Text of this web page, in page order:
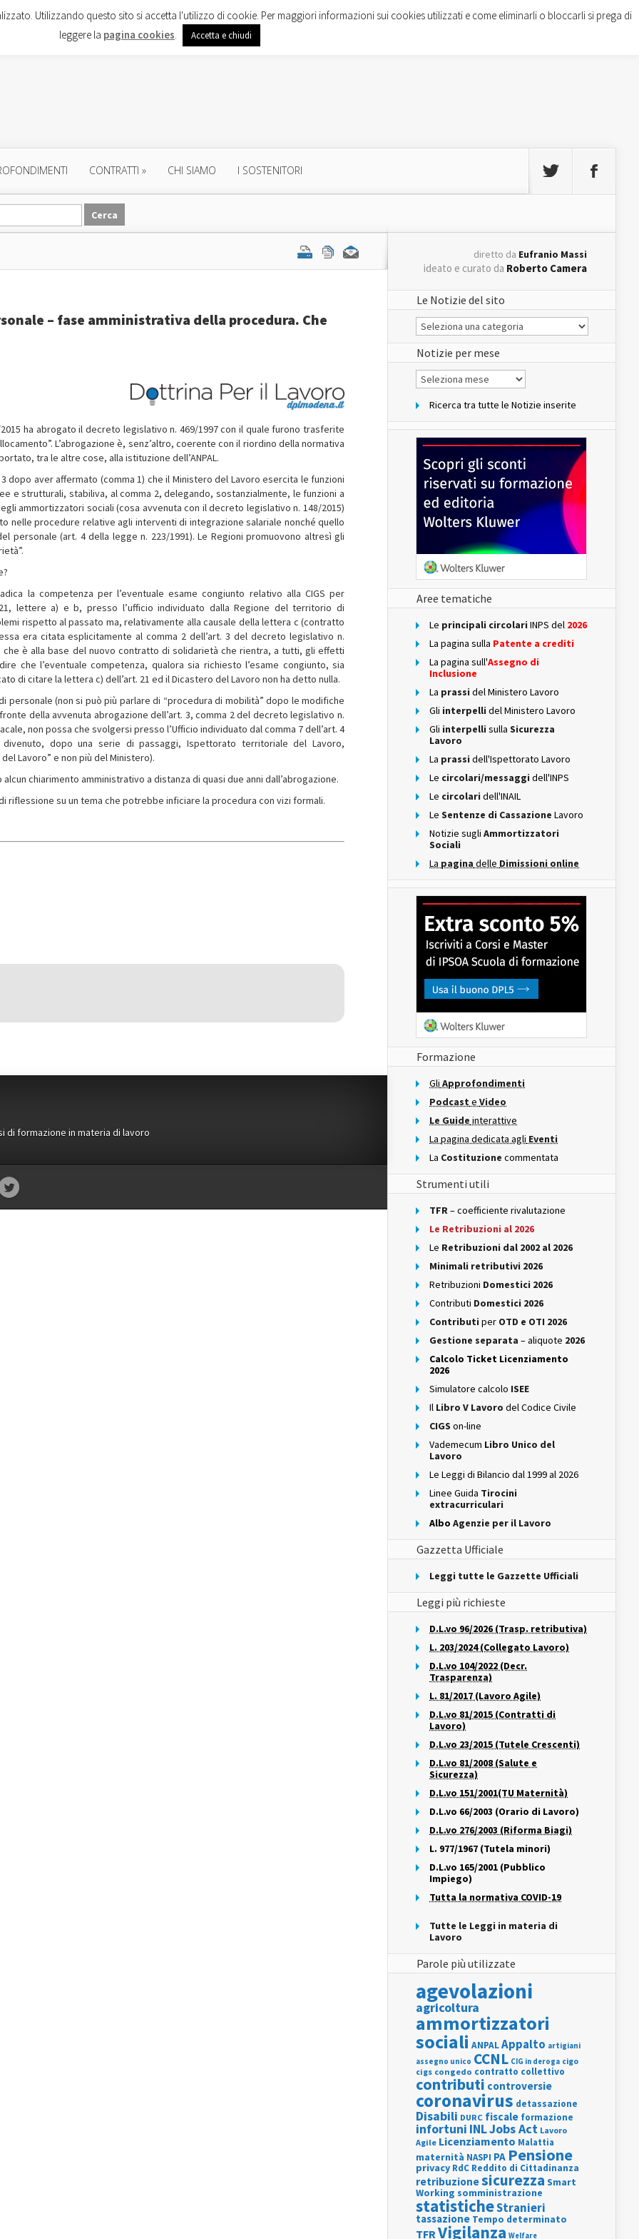
CONTRATTI » CHI SIAMO I SOSTENITORI
– fase amministrativa della procedura. Che
ha abrogato il decreto legislativo n. 469/1997 con il quale furono trasferite
L’abrogazione è, senz’altro, coerente con il riordino della normativa
tra le altre cose, alla istituzione dell’ANPAL.
aver affermato (comma 1) che il Ministero del Lavoro esercita le funzioni
e strutturali, stabiliva, al comma 2, delegando, sostanzialmente, le funzioni a
ammortizzatori sociali (cosa avvenuta con il decreto legislativo n. 148/2015)
nelle procedure relative agli interventi di integrazione salariale nonché quello
personale (art. 4 della legge n. 223/1991). Le Regioni promuovono altresì gli
la competenza per l’eventuale esame congiunto relativo alla CIGS per
lettere a) e b, presso l’ufficio individuato dalla Regione del territorio di
rispetto al passato ma, relativamente alla causale della lettera c (contratto
era citata esplicitamente al comma 2 dell’art. 3 del decreto legislativo n.
che è alla base del nuovo contratto di solidarietà che rientra, a tutti, gli effetti
che l’eventuale competenza, qualora sia richiesto l’esame congiunto, sia
di citare la lettera c) dell’art. 21 ed il Dicastero del Lavoro non ha detto nulla.
(non si può più parlare di “procedura di mobilità” dopo le modifiche
della avvenuta abrogazione dell’art. 3, comma 2 del decreto legislativo n.
non possa che svolgersi presso l’Ufficio individuato dal comma 7 dell’art. 4
dopo una serie di passaggi, Ispettorato territoriale del Lavoro,
Lavoro” e non più del Ministero).
chiarimento amministrativo a distanza di quasi due anni dall’abrogazione.
su un tema che potrebbe inficiare la procedura con vizi formali.
di formazione in materia di lavoro
diretto da Eufranio Massi
ideato e curato da Roberto Camera
Le Notizie del sito
Le
Notizie
del
sito
Notizie per mese
Notizie
per
Ricerca tra tutte le Notizie inserite
Aree tematiche
Le principali circolari INPS del 2026
La pagina sulla Patente a crediti
La pagina sull'Assegno di
Inclusione
La prassi del Ministero Lavoro
Gli interpelli del Ministero Lavoro
Gli interpelli sulla Sicurezza
Lavoro
La prassi dell'Ispettorato Lavoro
Le circolari/messaggi dell'INPS
Le circolari dell'INAIL
Le Sentenze di Cassazione Lavoro
Notizie sugli Ammortizzatori
Sociali
La pagina delle Dimissioni online
Formazione
Gli Approfondimenti
Podcast e Video
Le Guide interattive
La pagina dedicata agli Eventi
La Costituzione commentata
Strumenti utili
TFR– coefficiente rivalutazione
Le Retribuzioni al 2026
Le Retribuzioni dal 2002 al 2026
Minimali retributivi 2026
Retribuzioni Domestici 2026
Contributi Domestici 2026
Contributi per OTD e OTI 2026
Gestione separata – aliquote 2026
Calcolo Ticket Licenziamento
2026
Simulatore calcolo ISEE
Il Libro V Lavoro del Codice Civile
CIGS on-line
Vademecum Libro Unico del
Lavoro
Le Leggi di Bilancio dal 1999 al 2026
Linee Guida Tirocini
extracurriculari
Albo Agenzie per il Lavoro
Gazzetta Ufficiale
Leggi tutte le Gazzette Ufficiali
Leggi più richieste
D.L.vo 96/2026 (Trasp. retributiva)
L. 203/2024 (Collegato Lavoro)
D.L.vo 104/2022 (Decr.
Trasparenza)
L. 81/2017 (Lavoro Agile)
D.L.vo 81/2015 (Contratti di
Lavoro)
D.L.vo 23/2015 (Tutele Crescenti)
D.L.vo 81/2008 (Salute e
Sicurezza)
D.L.vo 151/2001(TU Maternità)
D.L.vo 66/2003 (Orario di Lavoro)
D.L.vo 276/2003 (Riforma Biagi)
L. 977/1967 (Tutela minori)
D.L.vo 165/2001 (Pubblico
Impiego)
Tutta la normativa COVID-19
Tutte le Leggi in materia di
Lavoro
Parole più utilizzate
agevolazioni
agricoltura
ammortizzatori
sociali ANPALAppalto artigiani
assegno unico CCNL CIG in deroga cigo
cigs congedo contratto collettivo
contributi controversie
coronavirus detassazione
Disabili DURC fiscale formazione
infortuni INLJobs Act Lavoro
Agile Licenziamento Malattia
maternità NASPI PA Pensione
privacy RdC Reddito di Cittadinanza
retribuzionesicurezza Smart
Working somministrazione
statisticheStranieri
tassazione Tempo determinato
TFRVigilanza Welfare
Utilizzando questo sito si accetta l'utilizzo di cookie. Per maggiori informazioni sui cookies utilizzati e come eliminarli o bloccarli si prega di
leggere la pagina cookies. Accetta e chiudi